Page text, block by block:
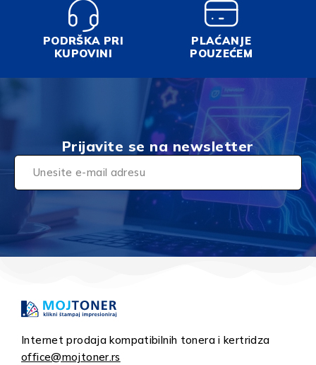
PODRŠKA PRI
KUPOVINI
PLAĆANJE
POUZEĆEM
Prijavite se na newsletter
Internet prodaja kompatibilnih tonera i kertridza
office@mojtoner.rs